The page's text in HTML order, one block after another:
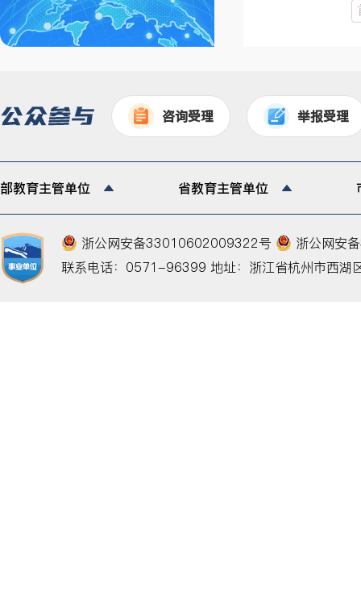
咨询受理 举报受理
部教育主管单位 省教育主管单位
浙公网安备33010602009322号
浙公网安
联系电话：0571-96399 地址：浙江省杭州市西湖